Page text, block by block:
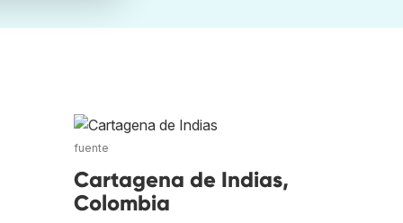
fuente
Cartagena de Indias,
Colombia